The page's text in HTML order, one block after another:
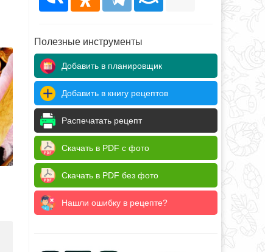
Полезные инструменты
Добавить в планировщик
Добавить в книгу рецептов
Распечатать рецепт
Скачать в PDF с фото
Скачать в PDF без фото
Нашли ошибку в рецепте?